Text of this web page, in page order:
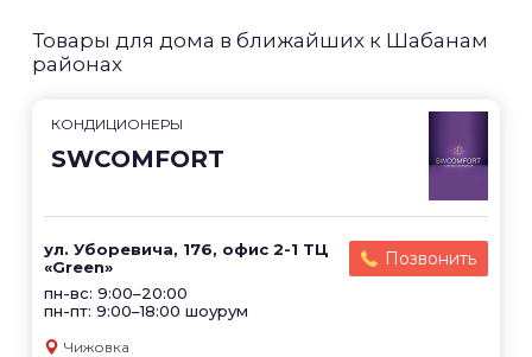
Товары для дома в ближайших к Шабанам
районах
КОНДИЦИОНЕРЫ
SWCOMFORT
ул. Уборевича, 176, офис 2-1 ТЦ
«Green»
пн-вс: 9:00–20:00
пн-пт: 9:00–18:00 шоурум
Позвонить
Чижовка